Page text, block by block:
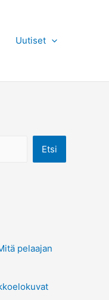
Uutiset
Etsi
pelaajan